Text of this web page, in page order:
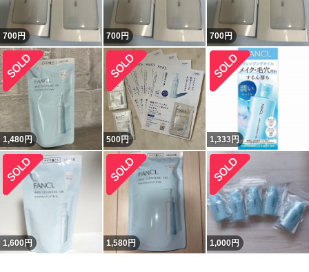
700円 700円 700円
1,480円 500円 1,333円
1,600円 1,580円 1,000円